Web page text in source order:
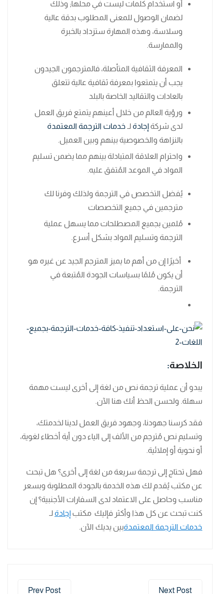
أو استخدام كلمات ليست في محلها; وذلك
لضمان الوصول للمعنى المطلوب بدقة عالية
وسلاسة، وهذه المهارة ستزداد بالخبرة
والممارسة.
المعرفة الثقافية المتأصلة، فالمترجمون الجيدون
يجب أن يتمتعوا بمعرفة ثقافية عالية تتعلق
بالعادات والتقاليد الخاصة بالبلد
ورؤية العالم من خلال أعينهم يتمتع فريق العمل
لدى شركة إجادةلـ خدمات الترجمة المعتمدة
بالنزاهة والخصوصية بينهم وبين العميل.
واحترام العلاقة المتبادلة بينهم مما يضمن تسليم
المواد في الموعد المُتفق عليه.
يُفضل التخصص في الترجمة ولذلك وفرنا لك
مترجمين في جميع التخصصات
مُلمين بجميع المصطلحات مما يسهل عملية
الترجمة وتسليم المواد بشكل أسرع.
أخيرًا إن من أهم ما يميز المترجم الجيد عن غيره هو
أن يكون مُلمًا بسياسات الجودة المُتبعة في
الترجمة.
الخلاصة:
يبدو أن عملية ترجمة نص من لغة إلى أخرى ليست مهمة
سهلة. ولحسن الحظ أنك هنا الآن.
فقد كرسنا جهودنا، وجهود فريق العمل لدينا لخدمتك،
وتسليم نص مُترجم من الألف إلى الياء دون أية أخطاء لغوية،
أو نحوية أو إملائية.
فهل تحتاج إلى ترجمة سريعة من لغة إلى أخرى؟ هل تبحث
عن مكتب يُقدم لك هذه الخدمة بالجودة المطلوبة وبسعر
مناسب وحاصل على الاعتماد لدى السفارات الأجنبية؟ إن
كنت تبحث عن كل هذا وأكثر فإليك مكتب إجادة لـ
خدمات الترجمة المعتمدةبين يديك الآن.
Prev Post Next Post